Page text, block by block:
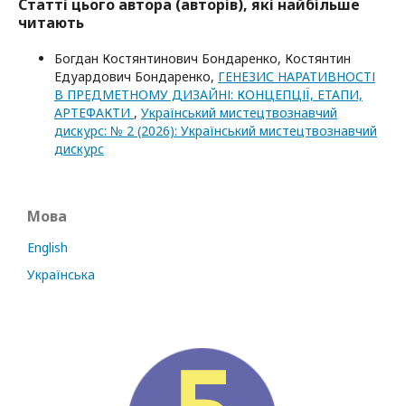
Статті цього автора (авторів), які найбільше
читають
Богдан Костянтинович Бондаренко, Костянтин
Едуардович Бондаренко, ГЕНЕЗИС НАРАТИВНОСТІ
В ПРЕДМЕТНОМУ ДИЗАЙНІ: КОНЦЕПЦІЇ, ЕТАПИ,
АРТЕФАКТИ , Український мистецтвознавчий
дискурс: № 2 (2026): Український мистецтвознавчий
дискурс
Мова
English
Українська